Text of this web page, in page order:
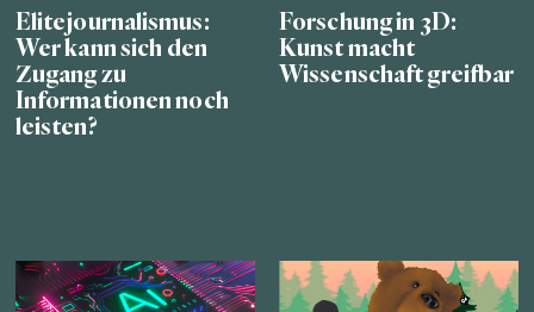
Elitejournalismus:
Wer kann sich den
Zugang zu
Informationen noch
leisten?
Forschung in 3D:
Kunst macht
Wissenschaft greifbar